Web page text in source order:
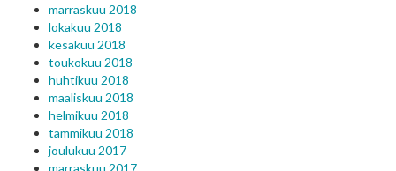
marraskuu 2018
lokakuu 2018
kesäkuu 2018
toukokuu 2018
huhtikuu 2018
maaliskuu 2018
helmikuu 2018
tammikuu 2018
joulukuu 2017
marraskuu 2017